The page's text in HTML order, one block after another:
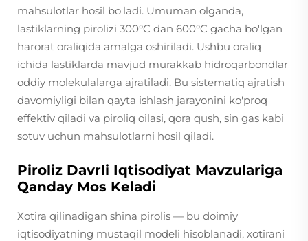
mahsulotlar hosil bo'ladi. Umuman olganda,
lastiklarning pirolizi 300°C dan 600°C gacha bo'lgan
harorat oraliqida amalga oshiriladi. Ushbu oraliq
ichida lastiklarda mavjud murakkab hidroqarbondlar
oddiy molekulalarga ajratiladi. Bu sistematiq ajratish
davomiyligi bilan qayta ishlash jarayonini ko'proq
effektiv qiladi va piroliq oilasi, qora qush, sin gas kabi
sotuv uchun mahsulotlarni hosil qiladi.
Piroliz Davrli Iqtisodiyat Mavzulariga
Qanday Mos Keladi
Xotira qilinadigan shina pirolis — bu doimiy
iqtisodiyatning mustaqil modeli hisoblanadi, xotirani